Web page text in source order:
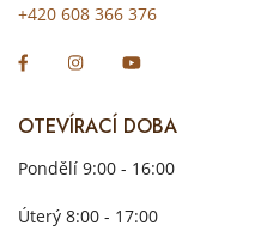
+420 608 366 376
OTEVÍRACÍ DOBA
Pondělí 9:00 - 16:00
Úterý 8:00 - 17:00